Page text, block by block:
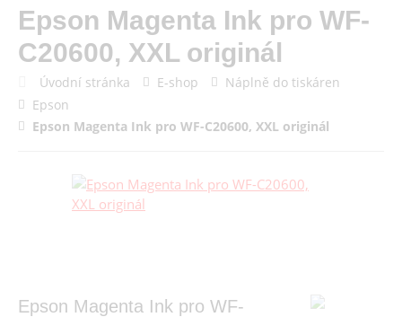
Epson Magenta Ink pro WF-
C20600, XXL originál
Úvodní stránka E-shop
Náplně do tiskáren
Epson
Epson Magenta Ink pro WF-C20600, XXL originál
Epson Magenta Ink pro WF-